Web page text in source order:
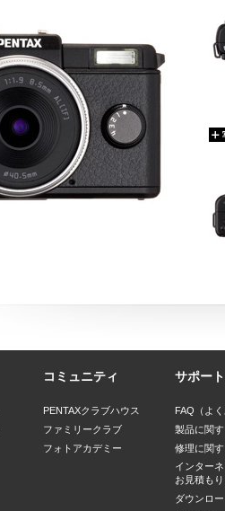
コミュニティ
PENTAXクラブハウス
ファミリークラブ
フォトアカデミー
サポート
FAQ（よ
製品に関
修理に関
インター
お見積もり
ダウンロ